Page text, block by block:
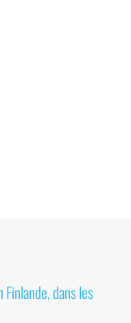
dans les